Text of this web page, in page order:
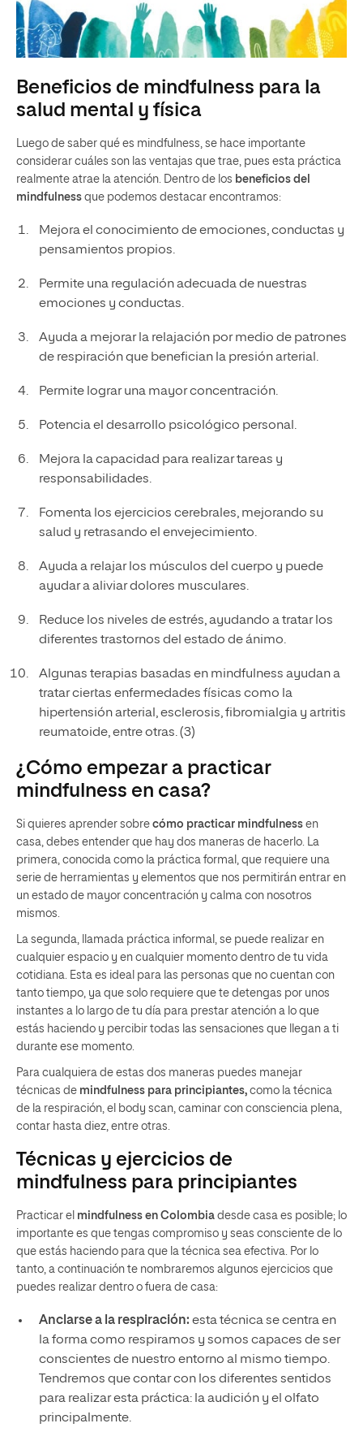
Beneficios de mindfulness para la
salud mental y física
Luego de saber qué es mindfulness, se hace importante
considerar cuáles son las ventajas que trae, pues esta práctica
realmente atrae la atención. Dentro de los beneficios del
mindfulness que podemos destacar encontramos:
Mejora el conocimiento de emociones, conductas y
pensamientos propios.
Permite una regulación adecuada de nuestras
emociones y conductas.
Ayuda a mejorar la relajación por medio de patrones
de respiración que benefician la presión arterial.
Permite lograr una mayor concentración.
Potencia el desarrollo psicológico personal.
Mejora la capacidad para realizar tareas y
responsabilidades.
Fomenta los ejercicios cerebrales, mejorando su
salud y retrasando el envejecimiento.
Ayuda a relajar los músculos del cuerpo y puede
ayudar a aliviar dolores musculares.
Reduce los niveles de estrés, ayudando a tratar los
diferentes trastornos del estado de ánimo.
Algunas terapias basadas en mindfulness ayudan a
tratar ciertas enfermedades físicas como la
hipertensión arterial, esclerosis, fibromialgia y artritis
reumatoide, entre otras. (3)
¿Cómo empezar a practicar
mindfulness en casa?
Si quieres aprender sobre cómo practicar mindfulness en
casa, debes entender que hay dos maneras de hacerlo. La
primera, conocida como la práctica formal, que requiere una
serie de herramientas y elementos que nos permitirán entrar en
un estado de mayor concentración y calma con nosotros
mismos.
La segunda, llamada práctica informal, se puede realizar en
cualquier espacio y en cualquier momento dentro de tu vida
cotidiana. Esta es ideal para las personas que no cuentan con
tanto tiempo, ya que solo requiere que te detengas por unos
instantes a lo largo de tu día para prestar atención a lo que
estás haciendo y percibir todas las sensaciones que llegan a ti
durante ese momento.
Para cualquiera de estas dos maneras puedes manejar
técnicas de mindfulness para principiantes, como la técnica
de la respiración, el body scan, caminar con consciencia plena,
contar hasta diez, entre otras.
Técnicas y ejercicios de
mindfulness para principiantes
Practicar el mindfulness en Colombia desde casa es posible; lo
importante es que tengas compromiso y seas consciente de lo
que estás haciendo para que la técnica sea efectiva. Por lo
tanto, a continuación te nombraremos algunos ejercicios que
puedes realizar dentro o fuera de casa:
Anclarse a la respiración: esta técnica se centra en
la forma como respiramos y somos capaces de ser
conscientes de nuestro entorno al mismo tiempo.
Tendremos que contar con los diferentes sentidos
para realizar esta práctica: la audición y el olfato
principalmente.